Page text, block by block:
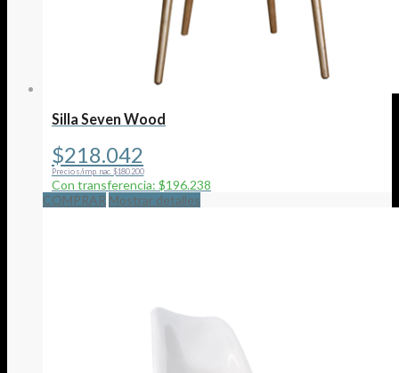
Silla Seven Wood
$218.042
Precio s/imp. nac. $180.200
Con transferencia: $196.238
COMPRAR Mostrar detalles